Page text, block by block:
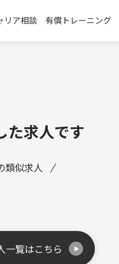
リア相談 有償トレーニング
た求人です
類似求人
一覧はこちら